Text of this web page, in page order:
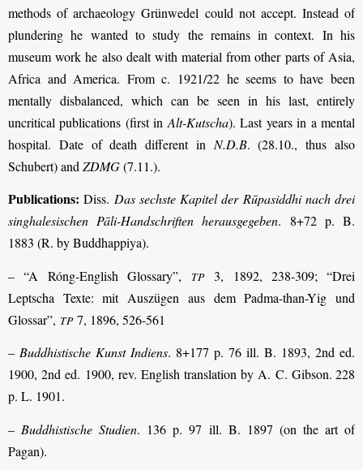
methods of archaeology Grünwedel could not accept. Instead of
plundering he wanted to study the remains in context. In his
museum work he also dealt with material from other parts of Asia,
Africa and America. From c. 1921/22 he seems to have been
mentally disbalanced, which can be seen in his last, entirely
uncritical publications (first in Alt-Kutscha). Last years in a mental
hospital. Date of death different in N.D.B. (28.10., thus also
Schubert) and ZDMG(7.11.).
Publications: Diss. Das sechste Kapitel der Rūpasiddhi nach drei
singhalesischen Pāli-Handschriften herausgegeben. 8+72 p. B.
1883 (R. by Buddhappiya).
– “A Róng-English Glossary”,
TP 3, 1892, 238-309; “Drei
Leptscha Texte: mit Auszügen aus dem Padma-than-Yig und
Glossar”, TP 7, 1896, 526-561
– Buddhistische Kunst Indiens. 8+177 p. 76 ill. B. 1893, 2nd ed.
1900,2nd ed. 1900, rev. English translation by A. C. Gibson. 228
p. L. 1901.
– Buddhistische Studien. 136 p. 97 ill. B. 1897 (on the art of
Pagan).